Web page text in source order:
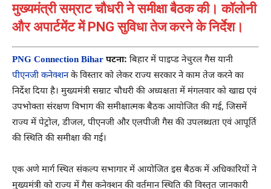
मुख्यमंत्री सम्राट चौधरी ने समीक्षा बैठक की। कॉलोनी
और अपार्टमेंट में PNG सुविधा तेज करने के निर्देश।
PNG Connection Bihar पटना: बिहार में पाइप्ड नेचुरल गैस यानी
पीएनजी कनेक्शनके विस्तार को लेकर राज्य सरकार ने काम तेज करने का
निर्देश दिया है। मुख्यमंत्री सम्राट चौधरी की अध्यक्षता में मंगलवार को खाद्य एवं
उपभोक्ता संरक्षण विभाग की समीक्षात्मक बैठक आयोजित की गई, जिसमें
राज्य में पेट्रोल, डीजल, पीएनजी और एलपीजी गैस की उपलब्धता एवं आपूर्ति
की स्थिति की समीक्षा की गई।
एक अणे मार्ग स्थित संकल्प सभागार में आयोजित इस बैठक में अधिकारियों ने
मुख्यमंत्री को राज्य में गैस कनेक्शन की वर्तमान स्थिति की विस्तृत जानकारी